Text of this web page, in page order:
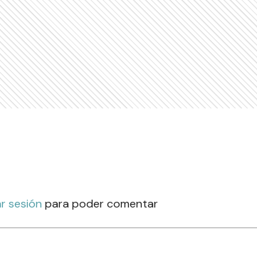
sesión para poder comentar